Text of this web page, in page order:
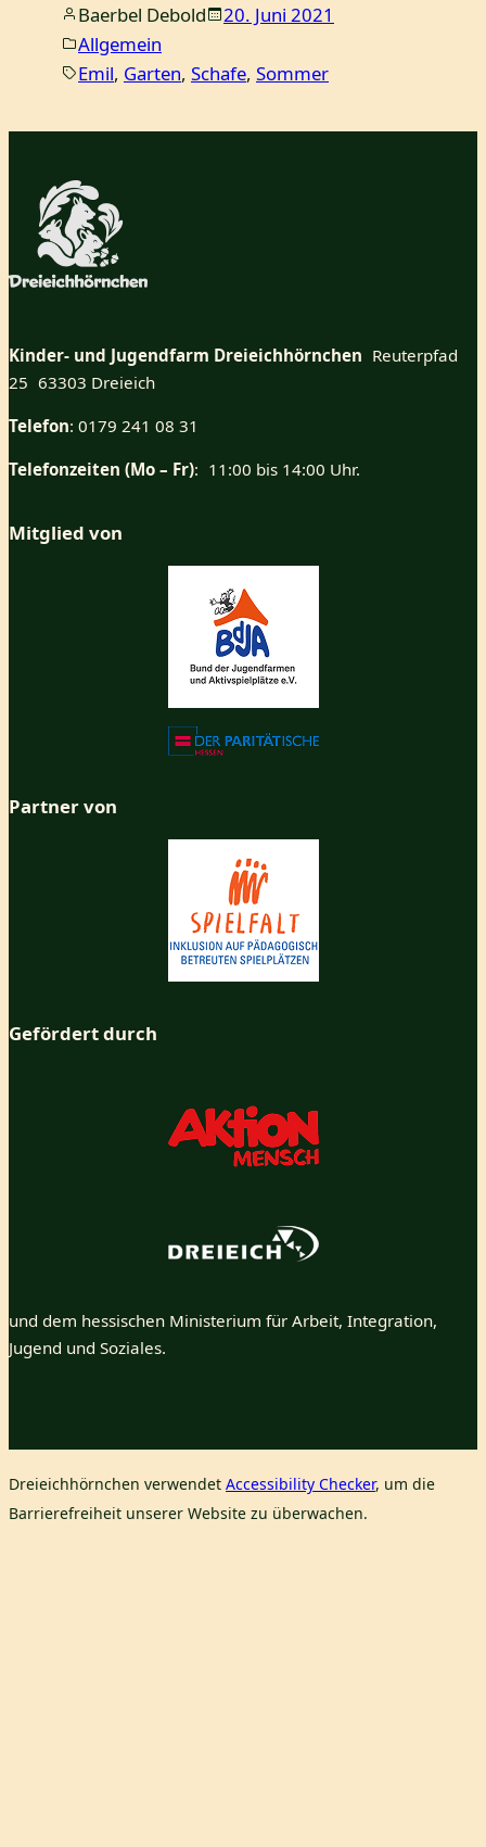
Baerbel Debold
20. Juni 2021
Allgemein
Emil, Garten, Schafe, Sommer
Kinder- und Jugendfarm Dreieichhörnchen Reuterpfad
25 63303 Dreieich
Telefon: 0179 241 08 31
Telefonzeiten (Mo – Fr): 11:00 bis 14:00 Uhr.
Mitglied von
Partner von
Gefördert durch
und dem hessischen Ministerium für Arbeit, Integration,
Jugend und Soziales.
Dreieichhörnchen verwendet Accessibility Checker, um die
Barrierefreiheit unserer Website zu überwachen.